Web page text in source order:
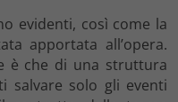
evidenti, così come la
apportata all’opera.
è che di una struttura
salvare solo gli eventi